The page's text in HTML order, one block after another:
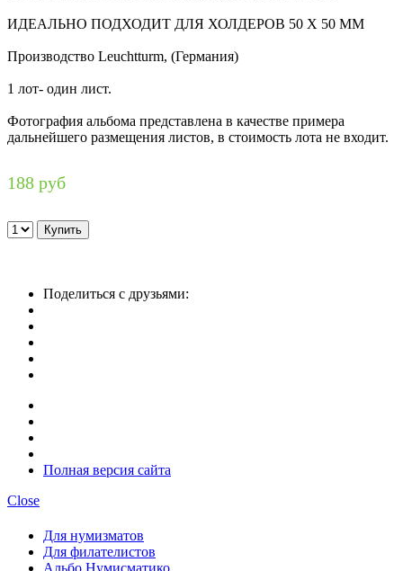
ИДЕАЛЬНО ПОДХОДИТ ДЛЯ ХОЛДЕРОВ 50 Х 50 ММ
Производство Leuchtturm, (Германия)
1 лот- один лист.
Фотография альбома представлена в качестве примера
дальнейшего размещения листов, в стоимость лота не входит.
188 руб
Поделиться с друзьями:
Полная версия сайта
Close
Для нумизматов
Для филателистов
Альбо Нумисматико